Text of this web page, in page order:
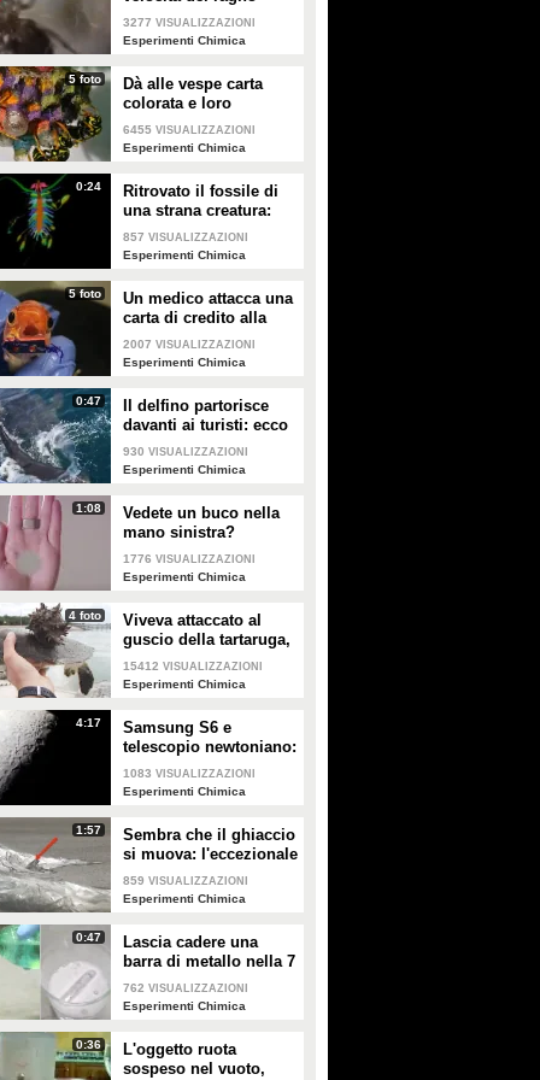
“botola” : cattura la
preda in 0,1
3277 VISUALIZZAZIONI
Esperimenti Chimica
5 foto
Dà alle vespe carta
colorata e loro
costruiscono nidi
arcobaleno
6455 VISUALIZZAZIONI
Esperimenti Chimica
0:24
Ritrovato il fossile di
una strana creatura:
risale a 400 milioni di
anni fa
857 VISUALIZZAZIONI
Esperimenti Chimica
5 foto
Un medico attacca una
carta di credito alla
bocca del pesce: non
crederai al motivo
2007 VISUALIZZAZIONI
Esperimenti Chimica
0:47
Il delfino partorisce
davanti ai turisti: ecco
cosa fa la mamma per
aiutare il suo piccolo
930 VISUALIZZAZIONI
Esperimenti Chimica
1:08
Vedete un buco nella
mano sinistra?
Sbagliato! Ecco come
realizzare l'illusione
1776 VISUALIZZAZIONI
Esperimenti Chimica
4 foto
Viveva attaccato al
guscio della tartaruga,
affaticandola: ecco di
cosa si tratta
15412 VISUALIZZAZIONI
Esperimenti Chimica
4:17
Samsung S6 e
telescopio newtoniano:
la Luna come non
l'avete mai vista
1083 VISUALIZZAZIONI
Esperimenti Chimica
1:57
Sembra che il ghiaccio
si muova: l'eccezionale
fenomeno dell'ice-
stacking nel Lago
859 VISUALIZZAZIONI
Esperimenti Chimica
0:47
Lascia cadere una
barra di metallo nella 7
up, la reazione è
impressionante
762 VISUALIZZAZIONI
Esperimenti Chimica
0:36
L'oggetto ruota
sospeso nel vuoto,